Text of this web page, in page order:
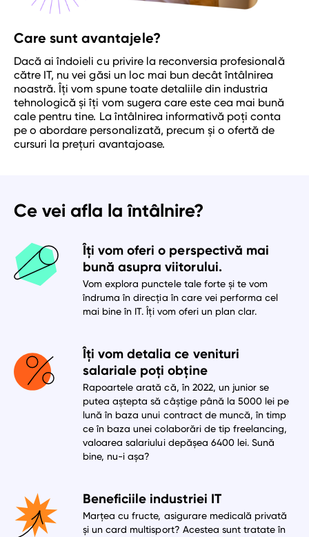
Care sunt avantajele?
Dacă ai îndoieli cu privire la reconversia profesională
către IT, nu vei găsi un loc mai bun decât întâlnirea
noastră. Îți vom spune toate detaliile din industria
tehnologică și îți vom sugera care este cea mai bună
cale pentru tine. La întâlnirea informativă poți conta
pe o abordare personalizată, precum și o ofertă de
cursuri la prețuri avantajoase.
Ce vei afla la întâlnire?
Îți vom oferi o perspectivă mai
bună asupra viitorului.
Vom explora punctele tale forte și te vom
îndruma în direcția în care vei performa cel
mai bine în IT. Îți vom oferi un plan clar.
Îți vom detalia ce venituri
salariale poți obține
Rapoartele arată că, în 2022, un junior se
putea aștepta să câștige până la 5000 lei pe
lună în baza unui contract de muncă, în timp
ce în baza unei colaborări de tip freelancing,
valoarea salariului depășea 6400 lei. Sună
bine, nu-i așa?
Beneficiile industriei IT
Marțea cu fructe, asigurare medicală privată
și un card multisport? Acestea sunt tratate în